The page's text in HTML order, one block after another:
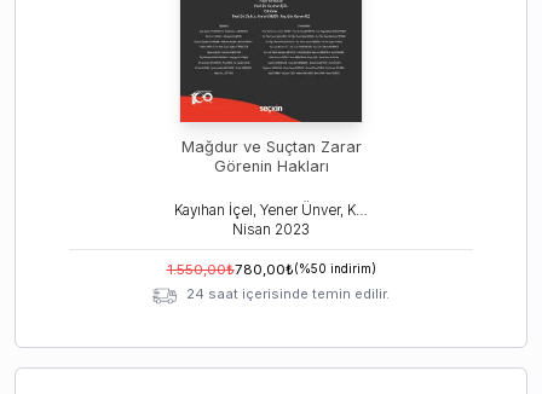
Mağdur ve Suçtan Zarar
Görenin Hakları
Kayıhan İçel, Yener Ünver, Kerem Öz
Nisan 2023
1.550,00₺780,00₺(%50 indirim)
24 saat içerisinde temin edilir.